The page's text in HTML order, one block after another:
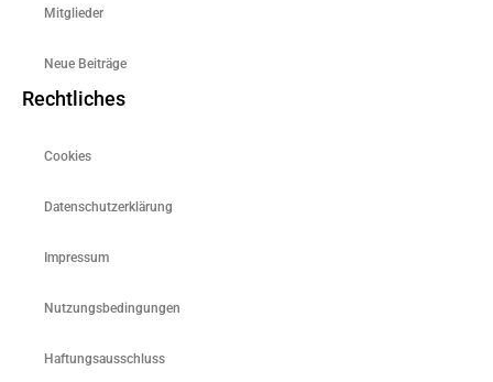
Mitglieder
Neue Beiträge
Rechtliches
Cookies
Datenschutzerklärung
Impressum
Nutzungsbedingungen
Haftungsausschluss